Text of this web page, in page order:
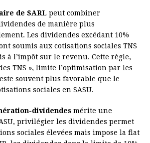
de SARL peut combiner
de manière plus
Les dividendes excédant 10%
soumis aux cotisations sociales TNS
à l’impôt sur le revenu. Cette règle,
TNS », limite l’optimisation par les
souvent plus favorable que le
sociales en SASU.
dividendes mérite une
privilégier les dividendes permet
sociales élevées mais impose la flat